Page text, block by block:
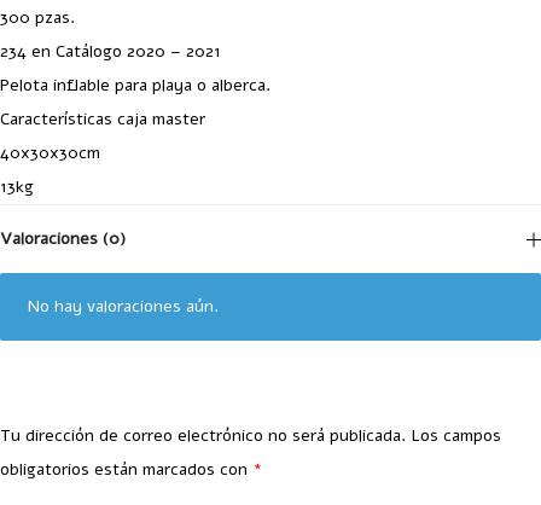
300 pzas.
234 en Catálogo 2020 – 2021
Pelota inflable para playa o alberca.
Características caja master
40x30x30cm
13kg
Valoraciones (0)
No hay valoraciones aún.
Tu dirección de correo electrónico no será publicada. Los campos
obligatorios están marcados con *